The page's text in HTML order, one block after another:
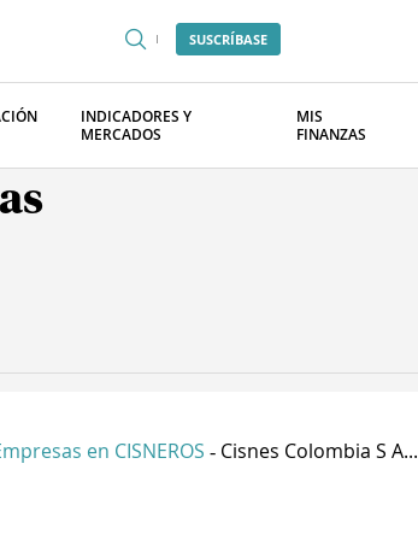
SUSCRÍBASE
INDICADORES Y
MERCADOS
MIS
FINANZAS
en CISNEROS - Cisnes Colombia S A...